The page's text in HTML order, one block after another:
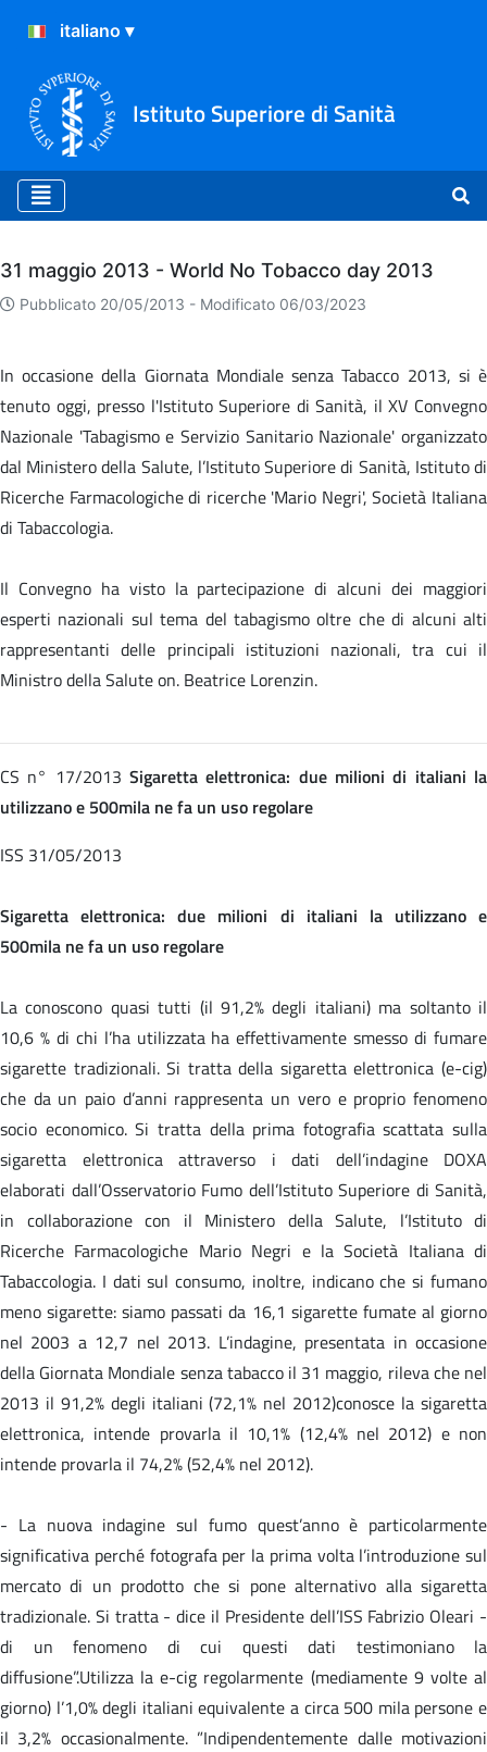
Istituto Superiore di Sanità
Archivio
31 maggio 2013 - World No Tobacco day 2013
Pubblicato 20/05/2013 - Modificato 06/03/2023
In occasione della Giornata Mondiale senza Tabacco 2013, si è
tenuto oggi, presso l'Istituto Superiore di Sanità, il XV Convegno
Nazionale 'Tabagismo e Servizio Sanitario Nazionale' organizzato
dal Ministero della Salute, l’Istituto Superiore di Sanità, Istituto di
Ricerche Farmacologiche di ricerche 'Mario Negri', Società Italiana
di Tabaccologia.
Il Convegno ha visto la partecipazione di alcuni dei maggiori
esperti nazionali sul tema del tabagismo oltre che di alcuni alti
rappresentanti delle principali istituzioni nazionali, tra cui il
Ministro della Salute on. Beatrice Lorenzin.
CS n° 17/2013 Sigaretta elettronica: due milioni di italiani la
utilizzano e 500mila ne fa un uso regolare
ISS 31/05/2013
Sigaretta elettronica: due milioni di italiani la utilizzano e
500mila ne fa un uso regolare
La conoscono quasi tutti (il 91,2% degli italiani) ma soltanto il
10,6 % di chi l’ha utilizzata ha effettivamente smesso di fumare
sigarette tradizionali. Si tratta della sigaretta elettronica (e-cig)
che da un paio d’anni rappresenta un vero e proprio fenomeno
socio economico. Si tratta della prima fotografia scattata sulla
sigaretta elettronica attraverso i dati dell’indagine DOXA
elaborati dall’Osservatorio Fumo dell’Istituto Superiore di Sanità,
in collaborazione con il Ministero della Salute, l’Istituto di
Ricerche Farmacologiche Mario Negri e la Società Italiana di
Tabaccologia. I dati sul consumo, inoltre, indicano che si fumano
meno sigarette: siamo passati da 16,1 sigarette fumate al giorno
nel 2003 a 12,7 nel 2013. L’indagine, presentata in occasione
della Giornata Mondiale senza tabacco il 31 maggio, rileva che nel
2013 il 91,2% degli italiani (72,1% nel 2012)conosce la sigaretta
elettronica, intende provarla il 10,1% (12,4% nel 2012) e non
intende provarla il 74,2% (52,4% nel 2012).
- La nuova indagine sul fumo quest’anno è particolarmente
significativa perché fotografa per la prima volta l’introduzione sul
mercato di un prodotto che si pone alternativo alla sigaretta
tradizionale. Si tratta - dice il Presidente dell’ISS Fabrizio Oleari -
di un fenomeno di cui questi dati testimoniano la
diffusione”.Utilizza la e-cig regolarmente (mediamente 9 volte al
giorno) l’1,0% degli italiani equivalente a circa 500 mila persone e
il 3,2% occasionalmente. ”Indipendentemente dalle motivazioni